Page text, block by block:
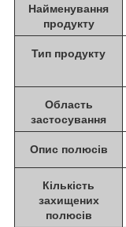
Найменування
продукту
Тип продукту
Область
застосування
Опис полюсів
Кількість
захищених
полюсів